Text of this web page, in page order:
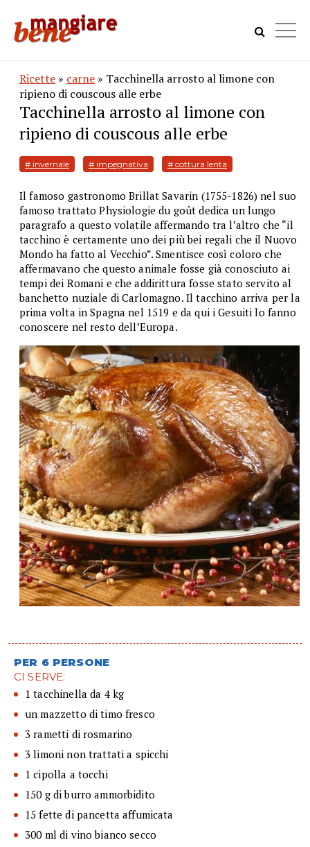
Ricette » carne » Tacchinella arrosto al limone con
ripieno di couscous alle erbe
Tacchinella arrosto al limone con
ripieno di couscous alle erbe
# invernale # impegnativa # cottura lenta
Il famoso gastronomo Brillat Savarin (1755-1826) nel suo
famoso trattato Physiologie du goût dedica un lungo
paragrafo a questo volatile affermando tra l’altro che “il
tacchino è certamente uno dei più bei regali che il Nuovo
Mondo ha fatto al Vecchio”. Smentisce così coloro che
affermavano che questo animale fosse già conosciuto ai
tempi dei Romani e che addirittura fosse stato servito al
banchetto nuziale di Carlomagno. Il tacchino arriva per la
prima volta in Spagna nel 1519 e da qui i Gesuiti lo fanno
conoscere nel resto dell’Europa.
PER 6 PERSONE
CI SERVE:
1 tacchinella da 4 kg
un mazzetto di timo fresco
3 rametti di rosmarino
3 limoni non trattati a spicchi
1 cipolla a tocchi
150 g di burro ammorbidito
15 fette di pancetta affumicata
300 ml di vino bianco secco